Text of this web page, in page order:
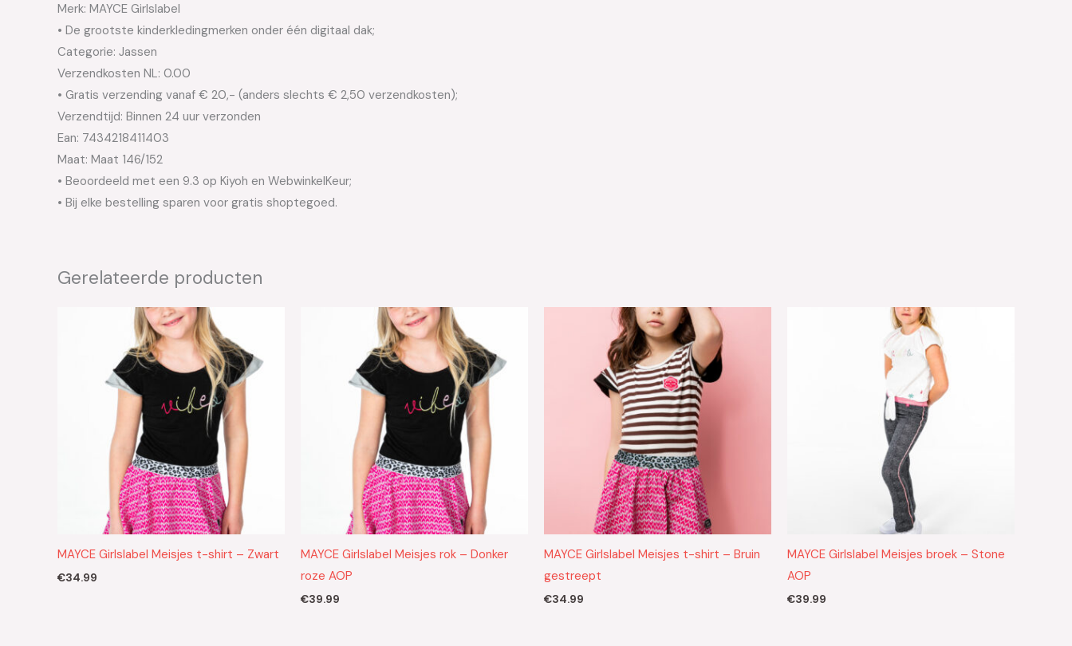
Merk: MAYCE Girlslabel
• De grootste kinderkledingmerken onder één digitaal dak;
Categorie: Jassen
Verzendkosten NL: 0.00
• Gratis verzending vanaf € 20,- (anders slechts € 2,50 verzendkosten);
Verzendtijd: Binnen 24 uur verzonden
Ean: 7434218411403
Maat: Maat 146/152
• Beoordeeld met een 9.3 op Kiyoh en WebwinkelKeur;
• Bij elke bestelling sparen voor gratis shoptegoed.
Gerelateerde producten
MAYCE Girlslabel Meisjes t-shirt – Zwart
€34.99
MAYCE Girlslabel Meisjes rok – Donker
roze AOP
€39.99
MAYCE Girlslabel Meisjes t-shirt – Bruin
gestreept
€34.99
MAYCE Girlslabel Meisjes broek – Stone
AOP
€39.99